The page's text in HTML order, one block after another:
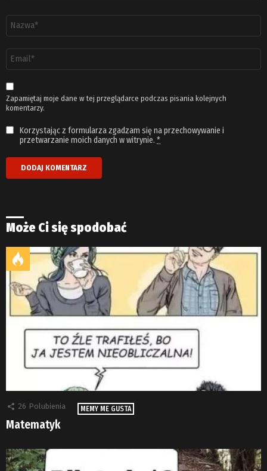
email
*
Zapamiętaj moje dane w tej przeglądarce podczas pisania kolejnych
komentarzy.
Korzystając z formularza zgadzam się na przechowywanie i
przetwarzanie moich danych w witrynie. *
Może Ci się spodobać
26 Polubienia MEMY ME GUSTA
Matematyk